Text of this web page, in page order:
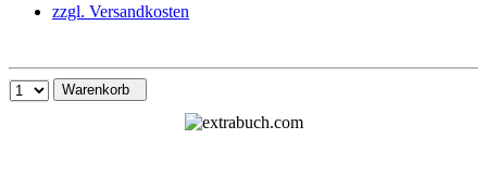
zzgl. Versandkosten
Warenkorb